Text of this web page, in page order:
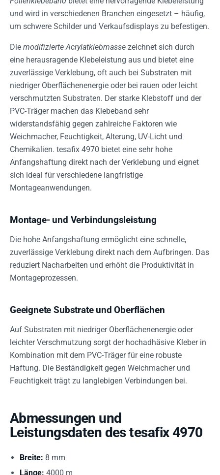
und wird in verschiedenen Branchen eingesetzt – häufig,
um schwere Schilder und Verkaufsdisplays zu befestigen.
Die modifizierte Acrylatklebmasse zeichnet sich durch
eine herausragende Klebeleistung aus und bietet eine
zuverlässige Verklebung, oft auch bei Substraten mit
niedriger Oberflächenenergie oder bei rauen oder leicht
verschmutzten Substraten. Der starke Klebstoff und der
PVC-Träger machen das Klebeband sehr
widerstandsfähig gegen zahlreiche Faktoren wie
Weichmacher, Feuchtigkeit, Alterung, UV-Licht und
Chemikalien. tesafix 4970 bietet eine sehr hohe
Anfangshaftung direkt nach der Verklebung und eignet
sich ideal für verschiedene langfristige
Montageanwendungen.
Montage- und Verbindungsleistung
Die hohe Anfangshaftung ermöglicht eine schnelle,
zuverlässige Verklebung direkt nach dem Aufbringen. Das
reduziert Nacharbeiten und erhöht die Produktivität in
Montageprozessen.
Geeignete Substrate und Oberflächen
Auf Substraten mit niedriger Oberflächenenergie oder
leichter Verschmutzung sorgt der hochadhäsive Kleber in
Kombination mit dem PVC-Träger für eine robuste
Haftung. Die Beständigkeit gegen Weichmacher und
Feuchtigkeit trägt zu langlebigen Verbindungen bei.
Abmessungen und
Leistungsdaten des tesafix 4970
Breite: 8 mm
Länge: 4000 m